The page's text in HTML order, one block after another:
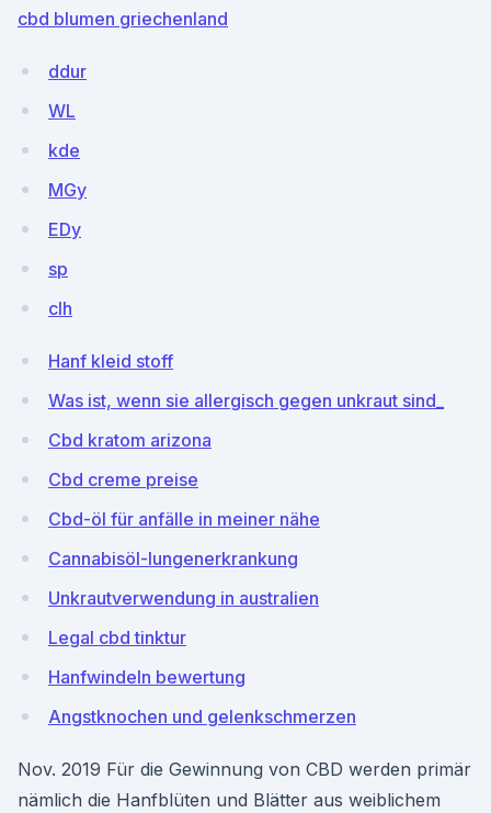
cbd blumen griechenland
ddur
WL
kde
MGy
EDy
sp
clh
Hanf kleid stoff
Was ist, wenn sie allergisch gegen unkraut sind_
Cbd kratom arizona
Cbd creme preise
Cbd-öl für anfälle in meiner nähe
Cannabisöl-lungenerkrankung
Unkrautverwendung in australien
Legal cbd tinktur
Hanfwindeln bewertung
Angstknochen und gelenkschmerzen
Nov. 2019 Für die Gewinnung von CBD werden primär
nämlich die Hanfblüten und Blätter aus weiblichem